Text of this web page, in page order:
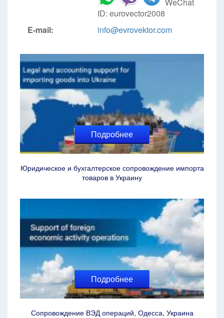
ID: eurovector2008
E-mail:
info@evrovektor.com
Подробнее
Юридическое и бухгалтерское сопровождение импорта
товаров в Украину
Подробнее
Сопровождение ВЭД операций, Одесса, Украина